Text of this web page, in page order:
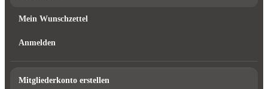
Mein Wunschzettel
Anmelden
Mitgliederkonto erstellen